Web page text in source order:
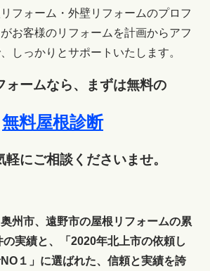
フォーム・外壁リフォームのプロフ
お客様のリフォームを計画からアフ
しっかりとサポートいたします。
ームなら、まずは無料の
無料屋根診断
軽にご相談くださいませ。
州市、遠野市の屋根リフォームの累
実績と、「2020年北上市の依頼し
１」に選ばれた、信頼と実績を誇